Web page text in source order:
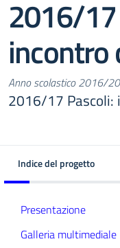
2016/
incontro
Anno scolastico 2016/
2016/17 Pascoli:
Indice del progetto
Presentazione
Galleria multimediale